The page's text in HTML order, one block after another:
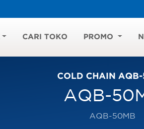
CARI TOKO PROMO
COLD CHAIN
AQB-
AQB-50MB